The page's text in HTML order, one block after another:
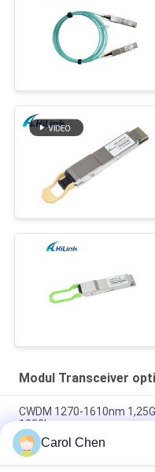
Modul Transceiver
CWDM 1270-1610nm
1000base
60km QSFP+ Ethernet
Duplex LC 40Gb/dtk
Carol Chen